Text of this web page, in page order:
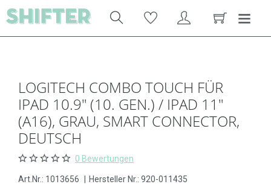
LOGITECH COMBO TOUCH FÜR
IPAD 10.9" (10. GEN.) / IPAD 11"
(A16), GRAU, SMART CONNECTOR,
DEUTSCH
0 Bewertungen
Art.Nr.: 1013656 Hersteller Nr.: 920-011435